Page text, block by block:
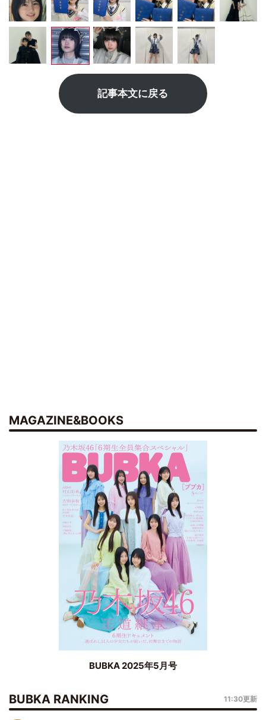
記事本文に戻る
MAGAZINE&BOOKS
BUBKA 2025年5月号
BUBKA RANKING 11:30更新